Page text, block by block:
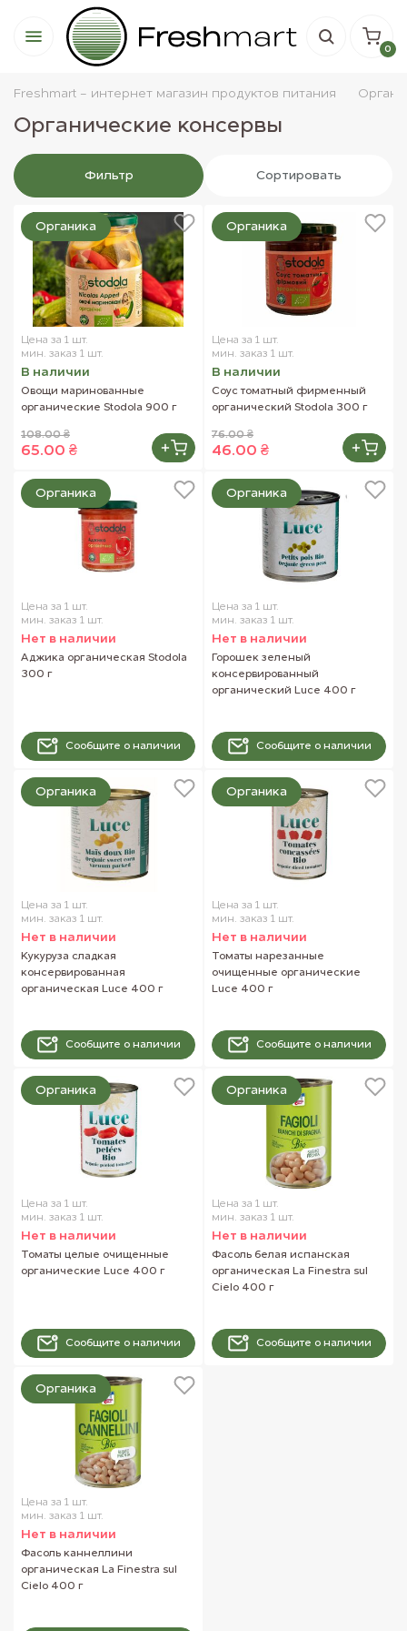
0
Freshmart - интернет магазин продуктов питания
Органические консервы
Фильтр Сортировать
Цена за 1 шт.
мин. заказ 1 шт.
В наличии
Овощи маринованные
органические Stodola 900 г
108.00 ₴
65.00 ₴
Органика
Цена за 1 шт.
мин. заказ 1 шт.
В наличии
Соус томатный фирменный
органический Stodola 300 г
76.00 ₴
46.00 ₴
Органика
Цена за 1 шт.
мин. заказ 1 шт.
Нет в наличии
Аджика органическая Stodola
300 г
Сообщите о наличии
Органика
Цена за 1 шт.
мин. заказ 1 шт.
Нет в наличии
Горошек зеленый
консервированный
органический Luce 400 г
Сообщите о наличии
Органика
Цена за 1 шт.
мин. заказ 1 шт.
Нет в наличии
Кукуруза сладкая
консервированная
органическая Luce 400 г
Сообщите о наличии
Органика
Цена за 1 шт.
мин. заказ 1 шт.
Нет в наличии
Томаты нарезанные
очищенные органические
Luce 400 г
Сообщите о наличии
Органика
Цена за 1 шт.
мин. заказ 1 шт.
Нет в наличии
Томаты целые очищенные
органические Luce 400 г
Сообщите о наличии
Органика
Цена за 1 шт.
мин. заказ 1 шт.
Нет в наличии
Фасоль белая испанская
органическая La Finestra sul
Cielo 400 г
Сообщите о наличии
Органика
Цена за 1 шт.
мин. заказ 1 шт.
Нет в наличии
Фасоль каннеллини
органическая La Finestra sul
Cielo 400 г
Органика